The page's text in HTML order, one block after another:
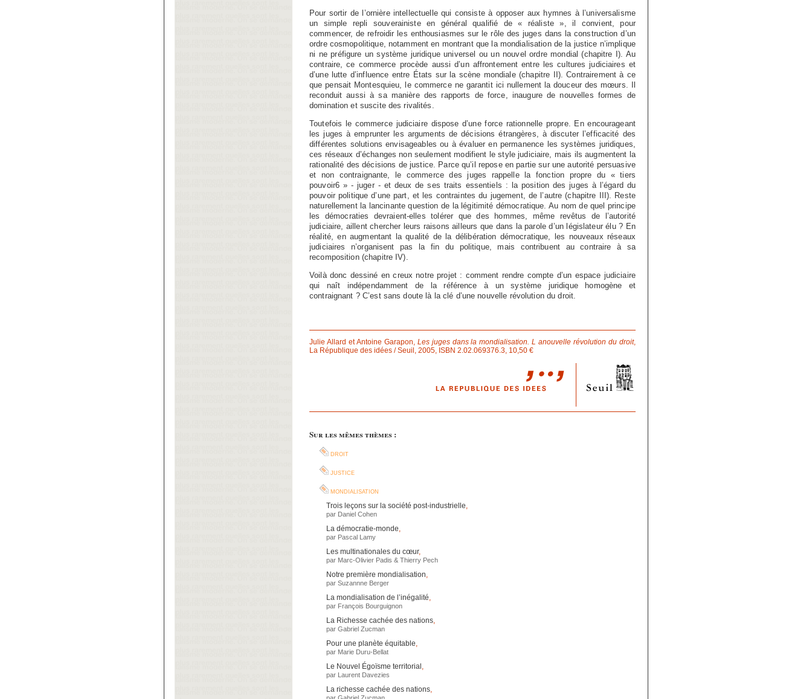
Pour sortir de l’ornière intellectuelle qui consiste à opposer aux hymnes à l’universalisme
un simple repli souverainiste en général qualifié de « réaliste », il convient, pour
commencer, de refroidir les enthousiasmes sur le rôle des juges dans la construction d’un
ordre cosmopolitique, notamment en montrant que la mondialisation de la justice n’implique
ni ne préfigure un système juridique universel ou un nouvel ordre mondial (chapitre I). Au
contraire, ce commerce procède aussi d’un affrontement entre les cultures judiciaires et
d’une lutte d’influence entre États sur la scène mondiale (chapitre II). Contrairement à ce
que pensait Montesquieu, le commerce ne garantit ici nullement la douceur des mœurs. Il
reconduit aussi à sa manière des rapports de force, inaugure de nouvelles formes de
domination et suscite des rivalités.
Toutefois le commerce judiciaire dispose d’une force rationnelle propre. En encourageant
les juges à emprunter les arguments de décisions étrangères, à discuter l’efficacité des
différentes solutions envisageables ou à évaluer en permanence les systèmes juridiques,
ces réseaux d’échanges non seulement modifient le style judiciaire, mais ils augmentent la
rationalité des décisions de justice. Parce qu’il repose en partie sur une autorité persuasive
et non contraignante, le commerce des juges rappelle la fonction propre du « tiers
pouvoir6 » - juger - et deux de ses traits essentiels : la position des juges à l’égard du
pouvoir politique d’une part, et les contraintes du jugement, de l’autre (chapitre III). Reste
naturellement la lancinante question de la légitimité démocratique. Au nom de quel principe
les démocraties devraient-elles tolérer que des hommes, même revêtus de l’autorité
judiciaire, aillent chercher leurs raisons ailleurs que dans la parole d’un législateur élu ? En
réalité, en augmentant la qualité de la délibération démocratique, les nouveaux réseaux
judiciaires n’organisent pas la fin du politique, mais contribuent au contraire à sa
recomposition (chapitre IV).
Voilà donc dessiné en creux notre projet : comment rendre compte d’un espace judiciaire
qui naît indépendamment de la référence à un système juridique homogène et
contraignant ? C’est sans doute là la clé d’une nouvelle révolution du droit.
Julie Allard et Antoine Garapon, Les juges dans la mondialisation. L anouvelle révolution du droit,
La République des idées / Seuil, 2005, ISBN 2.02.069376.3, 10,50 €
Sur les mêmes thèmes :
droit
justice
mondialisation
Trois leçons sur la société post-industrielle,
par Daniel Cohen
La démocratie-monde,
par Pascal Lamy
Les multinationales du cœur,
par Marc-Olivier Padis & Thierry Pech
Notre première mondialisation,
par Suzannne Berger
La mondialisation de l’inégalité,
par François Bourguignon
La Richesse cachée des nations,
par Gabriel Zucman
Pour une planète équitable,
par Marie Duru-Bellat
Le Nouvel Égoïsme territorial ,
par Laurent Davezies
La richesse cachée des nations,